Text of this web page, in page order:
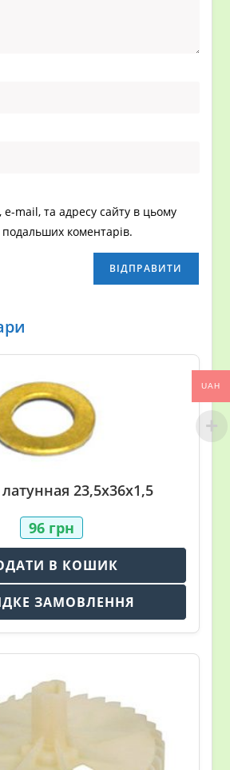
e-mail, та адресу сайту в цьому
подальших коментарів.
23,5х36х1,5
96 грн
В КОШИК
ЗАМОВЛЕННЯ
UAH